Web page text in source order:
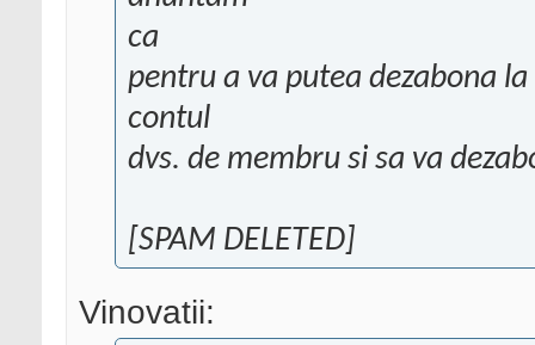
ca
pentru a va putea dezabona
contul
dvs. de membru si sa va
[SPAM DELETED]
Vinovatii: